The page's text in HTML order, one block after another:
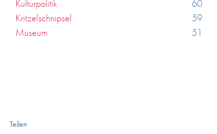
Kulturpolitik
60
Kritzelschnipsel
59
Museum
51
Teilen